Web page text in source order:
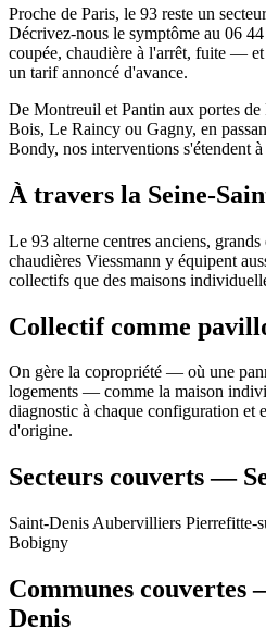
Proche de Paris, le 93 reste un
Décrivez-nous le symptôme au 06
coupée, chaudière à l'arrêt, fuite —
un tarif annoncé d'avance.
De Montreuil et Pantin aux portes
Bois, Le Raincy ou Gagny, en
Bondy, nos interventions s'étendent
À travers la Seine-
Le 93 alterne centres anciens,
chaudières Viessmann y équipent
collectifs que des maisons
Collectif comme
On gère la copropriété — où une
logements — comme la maison
diagnostic à chaque configuration et
d'origine.
Secteurs couverts —
Saint-Denis Aubervilliers Pierrefitte-
Bobigny
Communes couvertes
Denis